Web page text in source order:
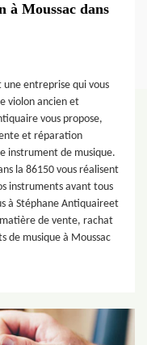
à Moussac dans
une entreprise qui vous
violon ancien et
vous propose,
et réparation
instrument de musique.
la 86150 vous réalisent
instruments avant tous
à Stéphane Antiquaireet
de vente, rachat
de musique à Moussac